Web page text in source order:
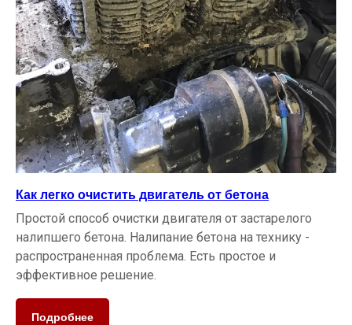
Как легко очистить двигатель от бетона
Простой способ очистки двигателя от застарелого
налипшего бетона. Налипание бетона на технику -
распространенная проблема. Есть простое и
эффективное решение.
Подробнее